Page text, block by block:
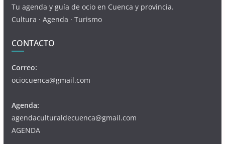
Tu agenda y guía de ocio en Cuenca y provincia.
Cultura · Agenda · Turismo
CONTACTO
Correo:
ociocuenca@gmail.com
Agenda:
agendaculturaldecuenca@gmail.com
AGENDA